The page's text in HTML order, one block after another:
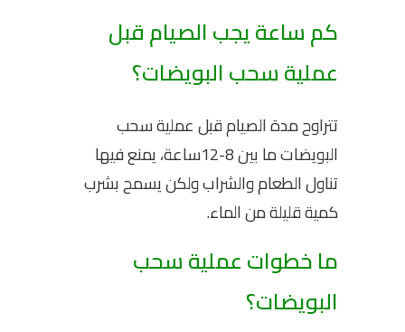
كم ساعة يجب الصيام قبل
عملية سحب البويضات؟
تتراوح مدة الصيام قبل عملية سحب
البويضات ما بين 8-12ساعة، يمنع فيها
تناول الطعام والشراب ولكن يسمح بشرب
كمية قليلة من الماء.
ما خطوات عملية سحب
البويضات؟